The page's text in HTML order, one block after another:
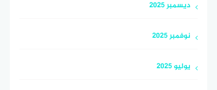
ديسمبر 2025
نوفمبر 2025
يوليو 2025